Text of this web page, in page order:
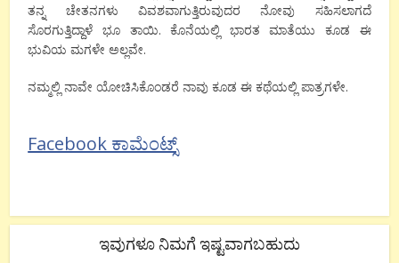
ತನ್ನ ಚೇತನಗಳು ವಿವಶವಾಗುತ್ತಿರುವುದರ ನೋವು ಸಹಿಸಲಾಗದೆ
ಸೊರಗುತ್ತಿದ್ದಾಳೆ ಭೂ ತಾಯಿ. ಕೊನೆಯಲ್ಲಿ ಭಾರತ ಮಾತೆಯು ಕೂಡ ಈ
ಭುವಿಯ ಮಗಳೇ ಅಲ್ಲವೇ.
ನಮ್ಮಲ್ಲಿ ನಾವೇ ಯೋಚಿಸಿಕೊಂಡರೆ ನಾವು ಕೂಡ ಈ ಕಥೆಯಲ್ಲಿ ಪಾತ್ರಗಳೇ.
Facebook ಕಾಮೆಂಟ್ಸ್
ಇವುಗಳೂ ನಿಮಗೆ ಇಷ್ಟವಾಗಬಹುದು